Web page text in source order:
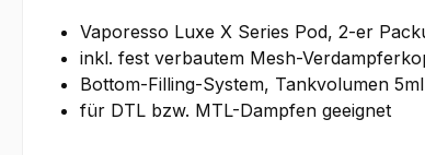
Vaporesso Luxe X Series Pod, 2-er
inkl. fest verbautem Mesh-
Bottom-Filling-System, Tankvolumen 5ml
für DTL bzw. MTL-Dampfen geeignet